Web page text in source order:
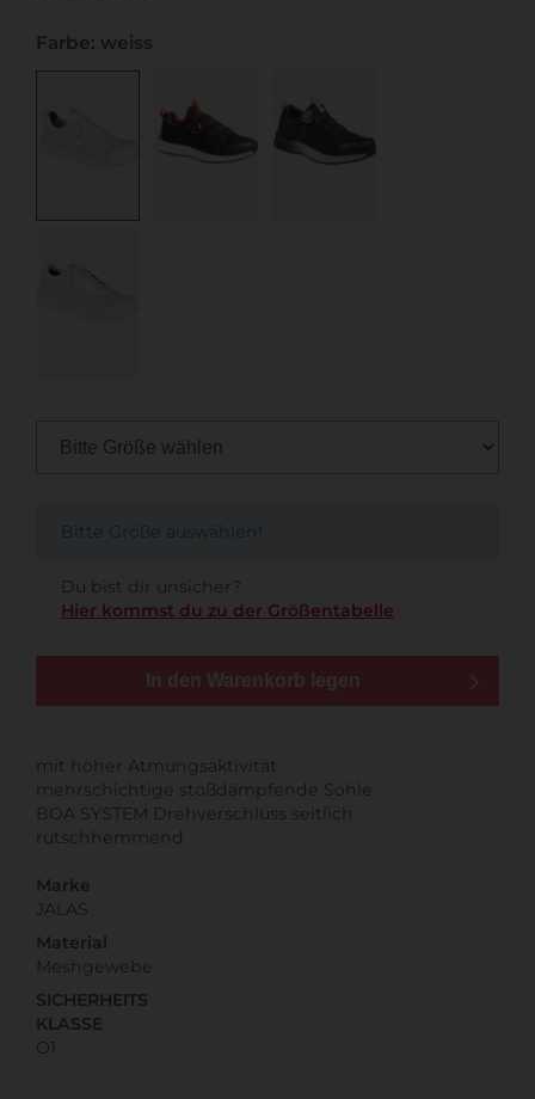
Farbe: weiss
Bitte Größe auswählen!
Du bist dir unsicher?
Hier kommst du zu der Größentabelle
In den Warenkorb legen
mit hoher Atmungsaktivität
mehrschichtige stoßdämpfende Sohle
BOA SYSTEM Drehverschluss seitlich
rutschhemmend
Marke
JALAS
Material
Meshgewebe
SICHERHEITS
KLASSE
O1